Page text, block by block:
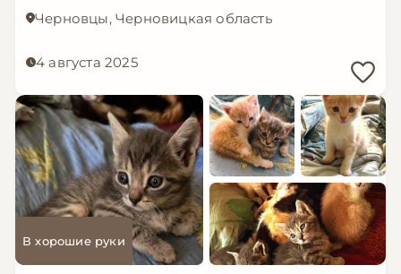
Черновцы, Черновицкая область
4 августа 2025
В хорошие руки